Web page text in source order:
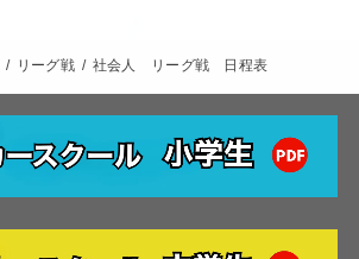
リーグ戦 社会人 リーグ戦 日程表